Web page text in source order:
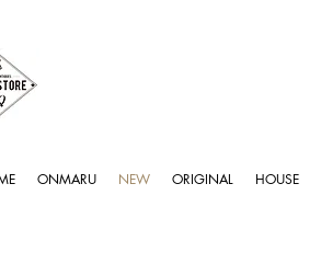
ONMARU NEW ORIGINAL HOUSE